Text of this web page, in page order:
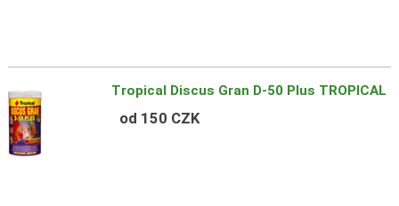
Tropical Discus Gran D-50 Plus TROPICAL
od 150 CZK